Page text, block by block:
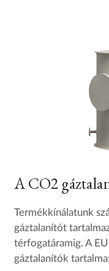
A CO2
Termékkínálatunk
gáztalanítót
térfogatáramig. A
gáztalanítók tartalma: